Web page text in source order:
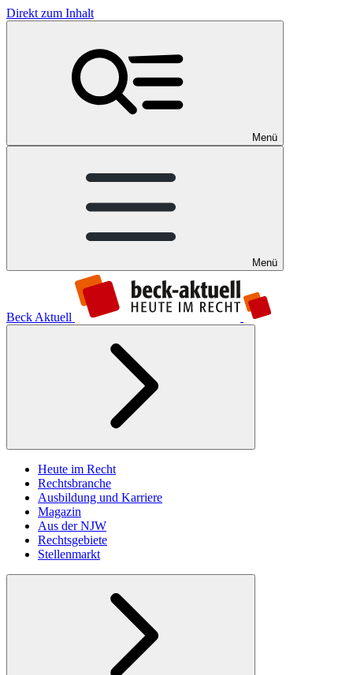
Direkt zum Inhalt
Menü
Menü
Beck Aktuell
Heute im Recht
Rechtsbranche
Ausbildung und Karriere
Magazin
Aus der NJW
Rechtsgebiete
Stellenmarkt